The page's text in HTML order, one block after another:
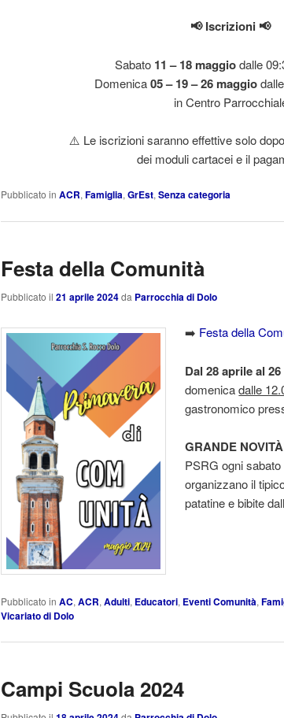
📢 Iscrizioni 📢
Sabato 11 – 18 maggiodalle
Domenica05 – 19 – 26 maggio
in Centro
⚠️ Le iscrizioni saranno effettivesolo
dei moduli cartacei e il
Pubblicato in ACR,Famiglia,GrEst,Senza categoria
Festa della Comunità
Pubblicato il 21 aprile 2024da Parrocchia di Dolo
➡️ Festa della
Dal 28 aprile al
domenicadalle
gastronomico
GRANDE
PSRG ogni
organizzano il
patatine e bibite
Pubblicato in AC, ACR, Adulti, Educatori, Eventi Comunità,
Vicariato di Dolo
Campi Scuola 2024